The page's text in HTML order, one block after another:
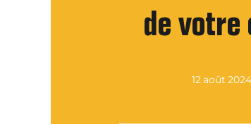
de
12 août 2024